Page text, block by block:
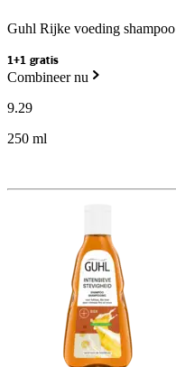
Guhl Rijke voeding shampoo
1+1 gratis
Combineer nu
9.29
250 ml